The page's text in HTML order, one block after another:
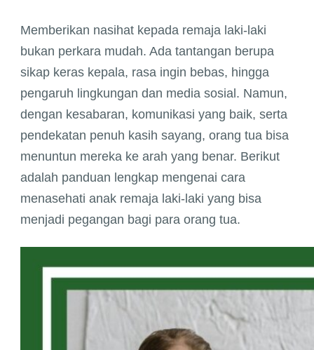
Memberikan nasihat kepada remaja laki-laki
bukan perkara mudah. Ada tantangan berupa
sikap keras kepala, rasa ingin bebas, hingga
pengaruh lingkungan dan media sosial. Namun,
dengan kesabaran, komunikasi yang baik, serta
pendekatan penuh kasih sayang, orang tua bisa
menuntun mereka ke arah yang benar. Berikut
adalah panduan lengkap mengenai cara
menasehati anak remaja laki-laki yang bisa
menjadi pegangan bagi para orang tua.